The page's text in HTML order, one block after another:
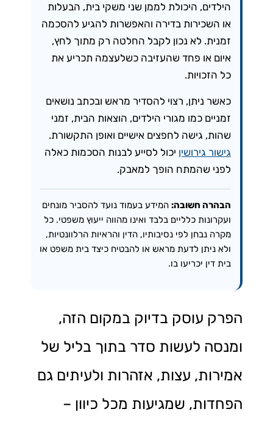
הילדים, היכולת לממן שני משקי בית, הבעלות
או השכירות בדירה והאפשרות להגיע להסכמה
זמנית. לא נכון לקבל החלטה רק מתוך לחץ,
איום או פחד שהעזיבה כשלעצמה תכריע את
כל הזכויות.
כאשר ניתן, רצוי להסדיר מראש ובכתב נושאים
זמניים כמו מגורי הילדים, הוצאות הבית, זמני
שהות, גישה לחפצים אישיים ואופן התקשורת.
גישור גירושין יכול לסייע לבנות הסכמות כאלה
לפני שהמתח הופך למאבק.
הבהרה חשובה: המידע בעמוד נועד להסביר מונחים
ועקרונות כלליים בלבד ואינו מהווה ייעוץ משפטי. כל
מקרה נבחן לפי נסיבותיו, הדין והראיות הרלוונטיות,
ולא ניתן לדעת מראש או להבטיח כיצד בית משפט או
בית דין יכריעו בו.
הפרק עוסק בדיוק במקום הזה,
ומנסה לעשות סדר בתוך בליל של
אמירות, עצות, אזהרות ולעיתים גם
הפחדות, שמגיעות מכל כיוון –